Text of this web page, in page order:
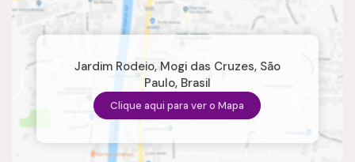
Jardim Rodeio, Mogi das Cruzes, São
Paulo, Brasil
Clique aqui para ver o Mapa